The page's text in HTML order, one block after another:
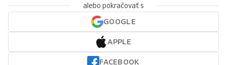
alebo pokračovať s
GOOGLE
APPLE
FACEBOOK